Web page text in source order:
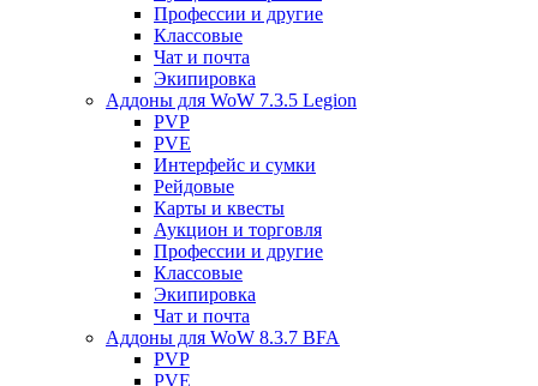
Профессии и другие
Классовые
Чат и почта
Экипировка
Аддоны для WoW 7.3.5 Legion
PVP
PVE
Интерфейс и сумки
Рейдовые
Карты и квесты
Аукцион и торговля
Профессии и другие
Классовые
Экипировка
Чат и почта
Аддоны для WoW 8.3.7 BFA
PVP
PVE